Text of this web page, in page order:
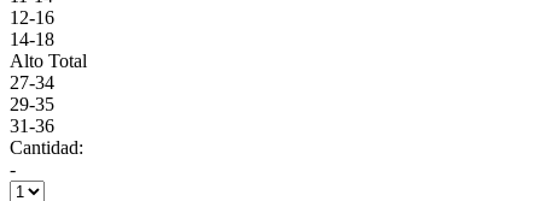
12-16
14-18
Alto Total
27-34
29-35
31-36
Cantidad:
-